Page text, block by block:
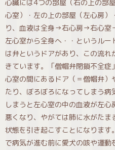
心臓には4つの部屋（右の上の部
心室）・左の上の部屋（左心房
り、血液は全身→右心房→右心
左心室から全身へ・・というル
は弁というドアがあり、この流
きています。「僧帽弁閉鎖不全
心室の間にあるドア（＝僧帽弁
たり、ぼろぼろになってしまう
しまうと左心室の中の血液が左
悪くなり、やがては肺に水がた
状態を引き起こすことになりま
で病気が進む前に愛犬の咳や運